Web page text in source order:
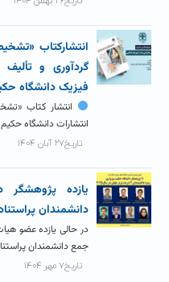
انتشارکتاب
گردآوری و تألیف
فیزیک دانشگاه
انتشار کتاب
انتشارات دانشگاه
تاریخ۲۷ آبان ۱۴۰۴
یازده
دانشمندان پراستناد ۲ درصد برتر جهان در سال
در حالی یازده عضو
جمع دانشمندان پراستناد ۲ درصد برتر جهان در
تاریخ۷ مهر ۱۴۰۴